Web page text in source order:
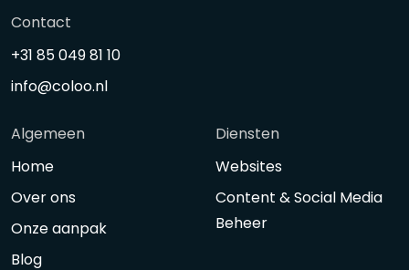
Contact
+31 85 049 81 10
info@coloo.nl
Algemeen
Home
Over ons
Onze aanpak
Blog
Diensten
Websites
Content & Social Media
Beheer